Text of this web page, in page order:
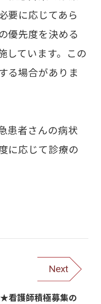
要に応じてあら
優先度を決める
しています。この
る場合がありま
患者さんの病状
に応じて診療の
Next
★看護師積極募集の